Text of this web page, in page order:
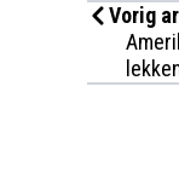
Vorig